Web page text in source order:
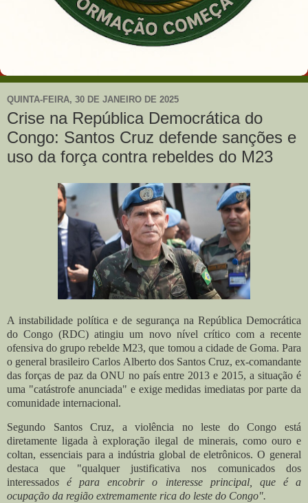
QUINTA-FEIRA, 30 DE JANEIRO DE 2025
Crise na República Democrática do
Congo: Santos Cruz defende sanções e
uso da força contra rebeldes do M23
A instabilidade política e de segurança na República Democrática
do Congo (RDC) atingiu um novo nível crítico com a recente
ofensiva do grupo rebelde M23, que tomou a cidade de Goma. Para
o general brasileiro Carlos Alberto dos Santos Cruz, ex-comandante
das forças de paz da ONU no país entre 2013 e 2015, a situação é
uma "catástrofe anunciada" e exige medidas imediatas por parte da
comunidade internacional.
Segundo Santos Cruz, a violência no leste do Congo está
diretamente ligada à exploração ilegal de minerais, como ouro e
coltan, essenciais para a indústria global de eletrônicos. O general
destaca que "qualquer justificativa nos comunicados dos
interessados é para encobrir o interesse principal, que é a
ocupação da região extremamente rica do leste do Congo".